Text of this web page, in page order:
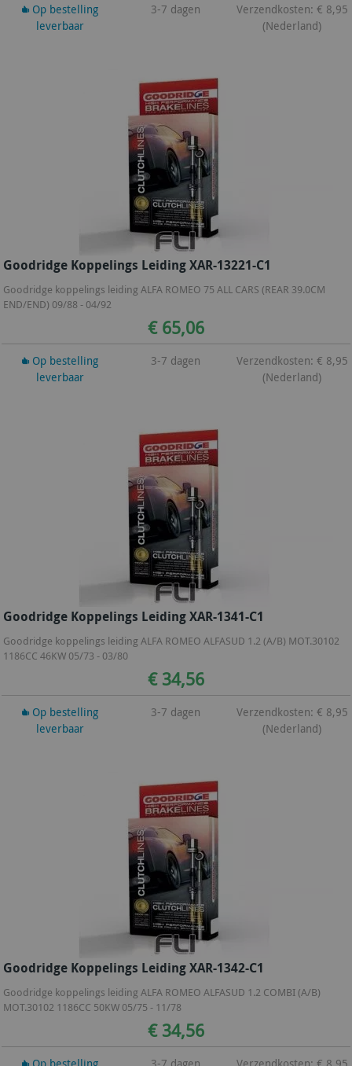
Op bestelling
leverbaar
3-7 dagen
Verzendkosten: € 8,95
(Nederland)
Goodridge Koppelings Leiding XAR-13221-C1
Goodridge koppelings leiding ALFA ROMEO 75 ALL CARS (REAR 39.0CM
END/END) 09/88 - 04/92
€ 65,06
Op bestelling
leverbaar
3-7 dagen
Verzendkosten: € 8,95
(Nederland)
Goodridge Koppelings Leiding XAR-1341-C1
Goodridge koppelings leiding ALFA ROMEO ALFASUD 1.2 (A/B) MOT.30102
1186CC 46KW 05/73 - 03/80
€ 34,56
Op bestelling
leverbaar
3-7 dagen
Verzendkosten: € 8,95
(Nederland)
Goodridge Koppelings Leiding XAR-1342-C1
Goodridge koppelings leiding ALFA ROMEO ALFASUD 1.2 COMBI (A/B)
MOT.30102 1186CC 50KW 05/75 - 11/78
€ 34,56
Op bestelling 3-7 dagen Verzendkosten: € 8,95